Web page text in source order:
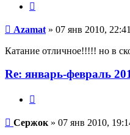
Azamat » 07 янв 2010, 22:41
Катание отличное!!!!! но в
Re: январь-февраль
Сержок » 07 янв 2010,